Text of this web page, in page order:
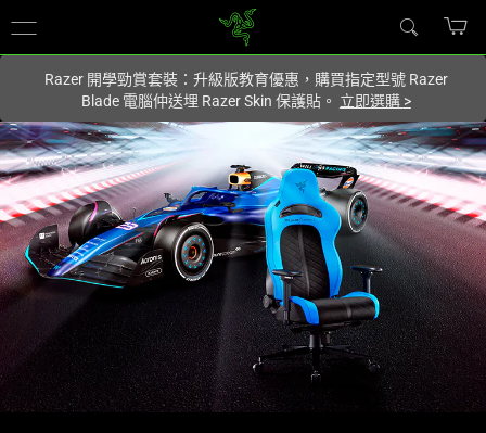
網站.
Razer 開學勁賞套裝：升級版教育優惠，購買指定型號 Razer
Blade 電腦仲送埋 Razer Skin 保護貼。 立即選購 >
極
致
舒
適
的
電